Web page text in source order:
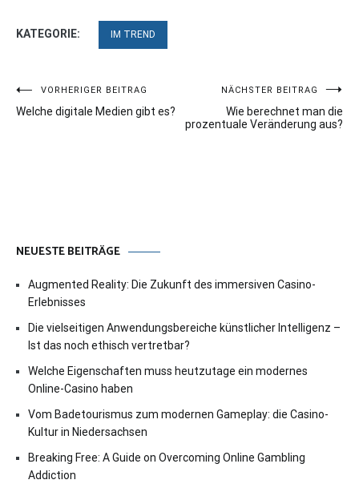
KATEGORIE: IM TREND
Beitragsnavigation
VORHERIGER BEITRAG
Welche digitale Medien gibt es?
NÄCHSTER BEITRAG
Wie berechnet man die
prozentuale Veränderung aus?
NEUESTE BEITRÄGE
Augmented Reality: Die Zukunft des immersiven Casino-
Erlebnisses
Die vielseitigen Anwendungsbereiche künstlicher Intelligenz –
Ist das noch ethisch vertretbar?
Welche Eigenschaften muss heutzutage ein modernes
Online-Casino haben
Vom Badetourismus zum modernen Gameplay: die Casino-
Kultur in Niedersachsen
Breaking Free: A Guide on Overcoming Online Gambling
Addiction